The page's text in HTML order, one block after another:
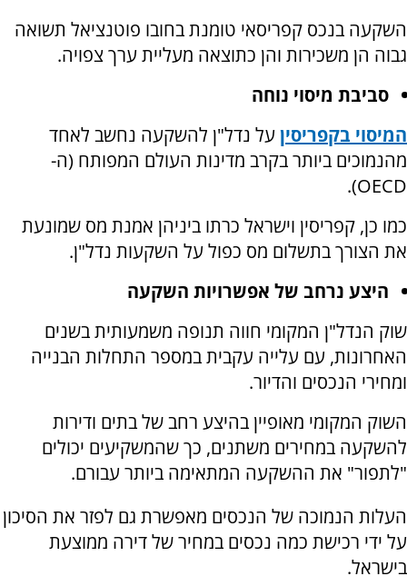
השקעה בנכס קפריסאי טומנת בחובו פוטנציאל תשואה
גבוה הן משכירות והן כתוצאה מעליית ערך צפויה.
סביבת מיסוי נוחה
המיסוי בקפריסין על נדל"ן להשקעה נחשב לאחד
מהנמוכים ביותר בקרב מדינות העולם המפותח (ה-
OECD).
כמו כן, קפריסין וישראל כרתו ביניהן אמנת מס שמונעת
את הצורך בתשלום מס כפול על השקעות נדל"ן.
היצע נרחב של אפשרויות השקעה
שוק הנדל"ן המקומי חווה תנופה משמעותית בשנים
האחרונות, עם עלייה עקבית במספר התחלות הבנייה
ומחירי הנכסים והדיור.
השוק המקומי מאופיין בהיצע רחב של בתים ודירות
להשקעה במחירים משתנים, כך שהמשקיעים יכולים
"לתפור" את ההשקעה המתאימה ביותר עבורם.
העלות הנמוכה של הנכסים מאפשרת גם לפזר את הסיכון
על ידי רכישת כמה נכסים במחיר של דירה ממוצעת
בישראל.